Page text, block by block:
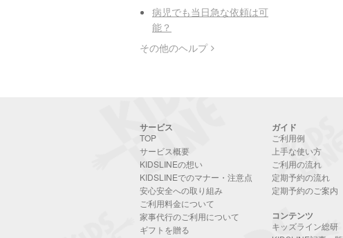
病児でも当日急な依頼は可
能？
その他のヘルプ
サービス
TOP
サービス概要
KIDSLINEの想い
KIDSLINEでのマナー・注意点
安心安全への取り組み
ご利用料金について
家事代行のご利用について
ギフトを贈る
ガイド
ご利用例
上手な使い方
ご利用の流れ
定期予約の流れ
定期予約のご案内
コンテンツ
キッズライン総研